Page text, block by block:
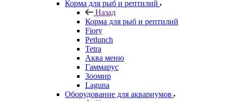
Корма для рыб и рептилий
Назад
Корма для рыб и рептилий
Fiory
Petlunch
Tetra
Аква меню
Гаммарус
Зоомир
Laguna
Оборудование для аквариумов